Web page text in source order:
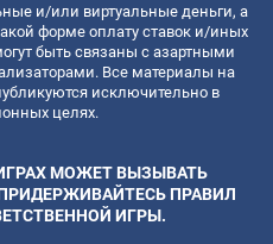
и/или виртуальные деньги, а
форме оплату ставок и/иных
быть связаны с азартными
Все материалы на
исключительно в
целях.
МОЖЕТ ВЫЗЫВАТЬ
ПРАВИЛ
ИГРЫ.